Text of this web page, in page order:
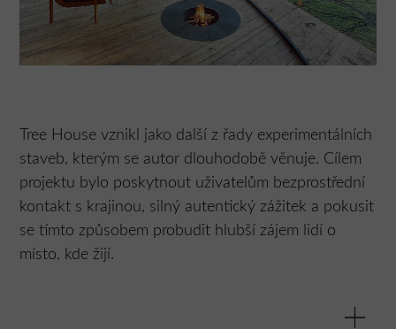
Tree House vznikl jako další z řady experimentálních
staveb, kterým se autor dlouhodobě věnuje. Cílem
projektu bylo poskytnout uživatelům bezprostřední
kontakt s krajinou, silný autentický zážitek a pokusit
se tímto způsobem probudit hlubší zájem lidí o
místo, kde žijí.
Tree House byl stavěn svépomocí a financován z